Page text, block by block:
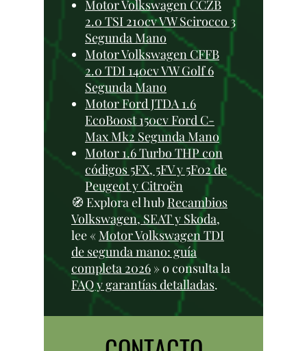
Motor Volkswagen CCZB
2.0 TSI 210cv VW Scirocco 3
Segunda Mano
Motor Volkswagen CFFB
2.0 TDI 140cv VW Golf 6
Segunda Mano
Motor Ford JTDA 1.6
EcoBoost 150cv Ford C-
Max Mk2 Segunda Mano
Motor 1.6 Turbo THP con
códigos 5FX, 5FV y 5F02 de
Peugeot y Citroën
🧭 Explora el hub Recambios
Volkswagen, SEAT y Skoda,
lee « Motor Volkswagen TDI
de segunda mano: guía
completa 2026 » o consulta la
FAQ y garantías detalladas.